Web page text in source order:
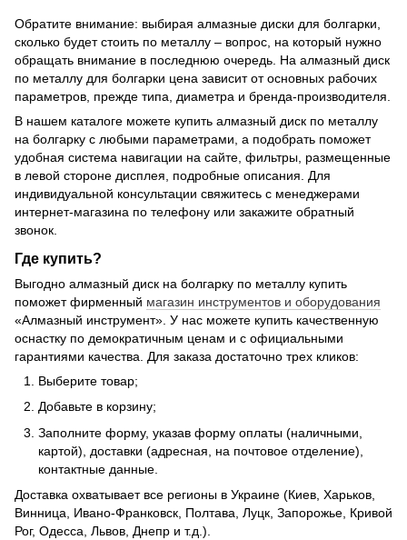
Обратите внимание: выбирая алмазные диски для болгарки,
сколько будет стоить по металлу – вопрос, на который нужно
обращать внимание в последнюю очередь. На алмазный диск
по металлу для болгарки цена зависит от основных рабочих
параметров, прежде типа, диаметра и бренда-производителя.
В нашем каталоге можете купить алмазный диск по металлу
на болгарку с любыми параметрами, а подобрать поможет
удобная система навигации на сайте, фильтры, размещенные
в левой стороне дисплея, подробные описания. Для
индивидуальной консультации свяжитесь с менеджерами
интернет-магазина по телефону или закажите обратный
звонок.
Где купить?
Выгодно алмазный диск на болгарку по металлу купить
поможет фирменный магазин инструментов и оборудования
«Алмазный инструмент». У нас можете купить качественную
оснастку по демократичным ценам и с официальными
гарантиями качества. Для заказа достаточно трех кликов:
Выберите товар;
Добавьте в корзину;
Заполните форму, указав форму оплаты (наличными,
картой), доставки (адресная, на почтовое отделение),
контактные данные.
Доставка охватывает все регионы в Украине (Киев, Харьков,
Винница, Ивано-Франковск, Полтава, Луцк, Запорожье, Кривой
Рог, Одесса, Львов, Днепр и т.д.).